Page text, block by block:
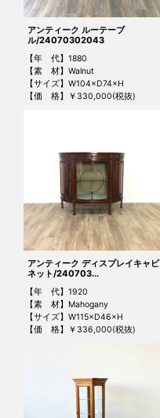
アンティーク ルーテーブ
ル/24070302043
【年 代】1880
【素 材】Walnut
【サイズ】W104×D74×H
【価 格】￥330,000(税抜)
アンティーク ディスプレイキャビ
ネット/240703...
【年 代】1920
【素 材】Mahogany
【サイズ】W115×D46×H
【価 格】￥336,000(税抜)